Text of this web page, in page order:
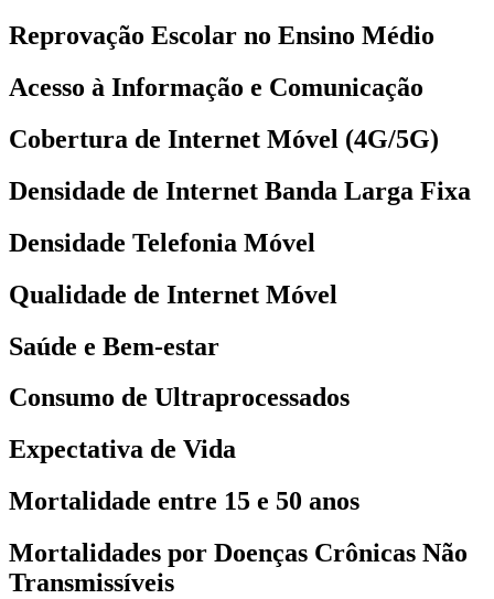
Reprovação Escolar no Ensino Médio
Acesso à Informação e Comunicação
Cobertura de Internet Móvel (4G/5G)
Densidade de Internet Banda Larga Fixa
Densidade Telefonia Móvel
Qualidade de Internet Móvel
Saúde e Bem-estar
Consumo de Ultraprocessados
Expectativa de Vida
Mortalidade entre 15 e 50 anos
Mortalidades por Doenças Crônicas Não
Transmissíveis